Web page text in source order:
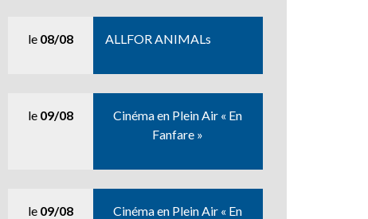
le 08/08 ALLFOR ANIMALs
le 09/08
Cinéma en Plein Air « En
Fanfare »
le 09/08 Cinéma en Plein Air « En